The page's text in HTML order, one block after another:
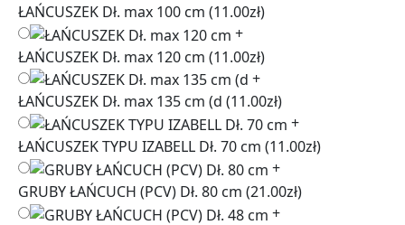
ŁAŃCUSZEK Dł. max 100 cm (11.00zł)
+
ŁAŃCUSZEK Dł. max 120 cm (11.00zł)
+
ŁAŃCUSZEK Dł. max 135 cm (d (11.00zł)
+
ŁAŃCUSZEK TYPU IZABELL Dł. 70 cm (11.00zł)
+
GRUBY ŁAŃCUCH (PCV) Dł. 80 cm (21.00zł)
+